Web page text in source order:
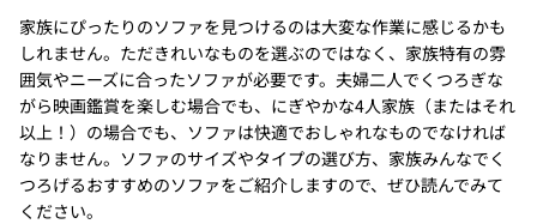
家族にぴったりのソファを見つけるのは大変な作業に感じるかも
しれません。ただきれいなものを選ぶのではなく、家族特有の雰
囲気やニーズに合ったソファが必要です。夫婦二人でくつろぎな
がら映画鑑賞を楽しむ場合でも、にぎやかな4人家族（またはそれ
以上！）の場合でも、ソファは快適でおしゃれなものでなければ
なりません。ソファのサイズやタイプの選び方、家族みんなでく
つろげるおすすめのソファをご紹介しますので、ぜひ読んでみて
ください。